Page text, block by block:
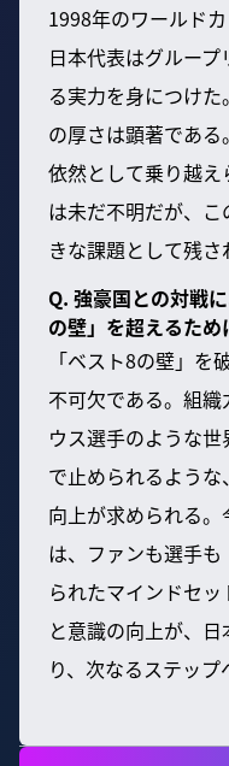
1998年のワールド
日本代表はグルー
る実力を身につけ
の厚さは顕著であ
依然として乗り越
は未だ不明だが、
きな課題として残さ
Q. 強豪国との対戦
の壁」を超えるた
「ベスト8の壁」
不可欠である。組
ウス選手のような
で止められるよう
向上が求められる
は、ファンも選手
られたマインドセ
と意識の向上が、
り、次なるステップ